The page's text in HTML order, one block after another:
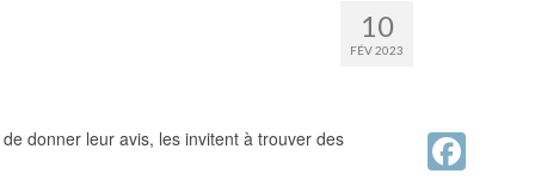
10
FÉV 2023
donner leur avis, les invitent à trouver des